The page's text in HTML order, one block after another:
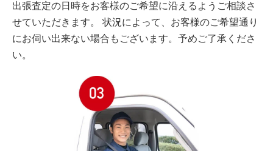
出張査定の日時をお客様のご希望に沿えるようご相談さ
せていただきます。 状況によって、お客様のご希望通り
にお伺い出来ない場合もございます。予めご了承くださ
い。